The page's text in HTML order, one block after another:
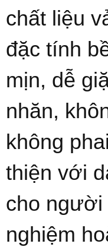
chất liệu
đặc tính
mịn, dễ
nhăn,
không
thiện với
cho người
nghiệm